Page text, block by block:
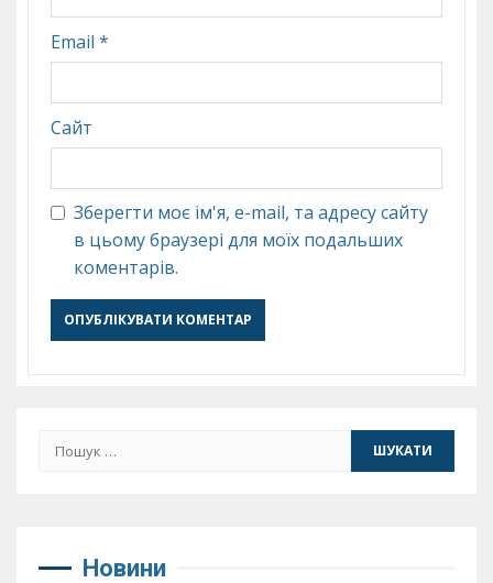
Email *
Сайт
Зберегти моє ім'я, e-mail, та адресу сайту
в цьому браузері для моїх подальших
коментарів.
Пошук:
Новини